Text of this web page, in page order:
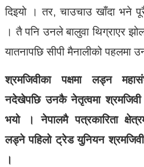
दिइयो । तर, चाउचाउ खाँदा भने
। तै पनि उनले बालुवा थिग्राएर
यातनापछि सीपी मैनालीको पहलमा
श्रमजिवीका पक्षमा लड्न
नदेखेपछि उनकै नेतृत्वमा
भयो । नेपालमै पत्रकारिता
लड्ने पहिलो ट्रेड युनियन
।